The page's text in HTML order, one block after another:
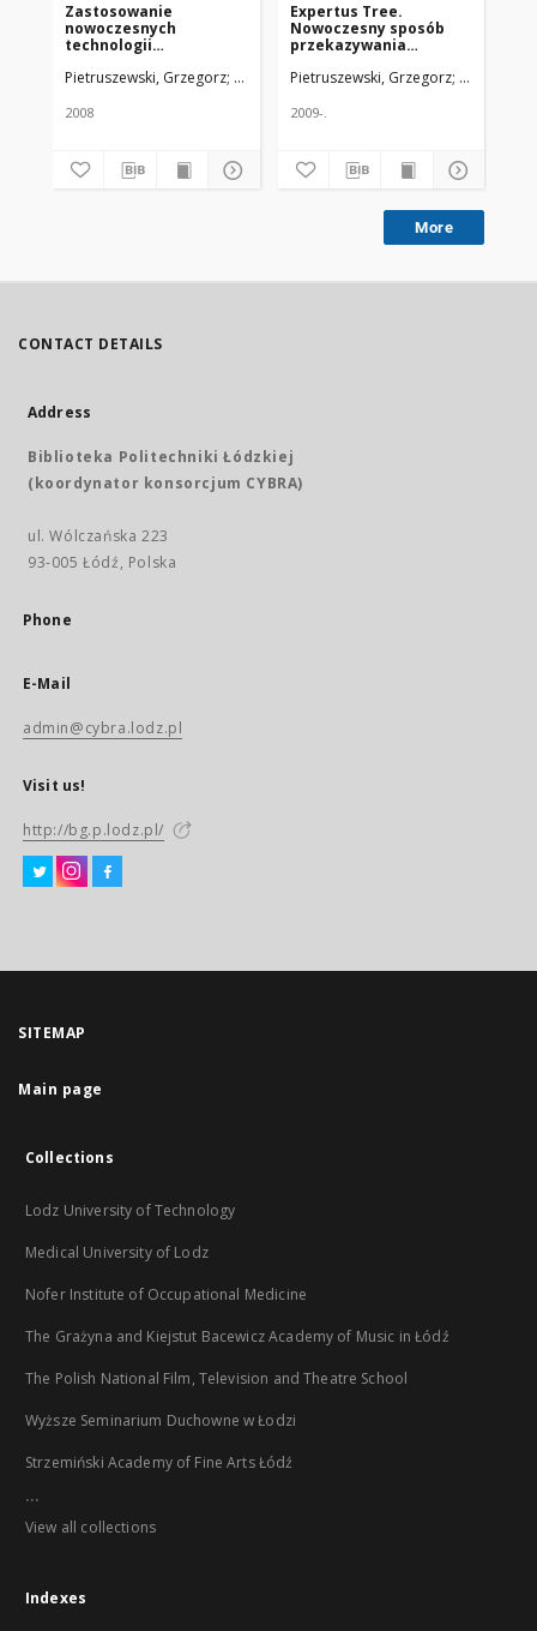
Zastosowanie
nowoczesnych
technologii
wersji systemu
bibliotecznego
Pietruszewski, Grzegorz; Głębocki, Jacek Uniwersytet Medyczny w
2008
Expertus Tree.
Nowoczesny sposób
przekazywania
danych: Polski
Polska Bibliografia
Pietruszewski, Grzegorz; Głębocki,
2009-.
More
CONTACT DETAILS
Address
Biblioteka Politechniki Łódzkiej
(koordynator konsorcjum CYBRA)
ul. Wólczańska 223
93-005 Łódź, Polska
Phone
E-Mail
admin@cybra.lodz.pl
Visit us!
http://bg.p.lodz.pl/
SITEMAP
Main page
Collections
Lodz University of Technology
Medical University of Lodz
Nofer Institute of Occupational Medicine
The Grażyna and Kiejstut Bacewicz Academy of Music in Łódź
The Polish National Film, Television and Theatre School
Wyższe Seminarium Duchowne w Łodzi
Strzemiński Academy of Fine Arts Łódź
...
View all collections
Indexes